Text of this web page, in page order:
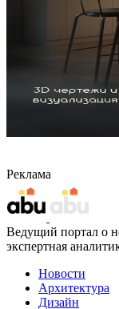
Реклама
Ведущий портал о
экспертная
Новости
Архитектура
Дизайн